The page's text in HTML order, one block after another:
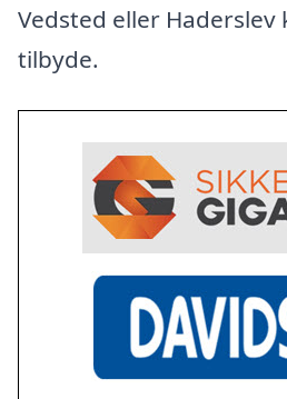
Vedsted eller
tilbyde.